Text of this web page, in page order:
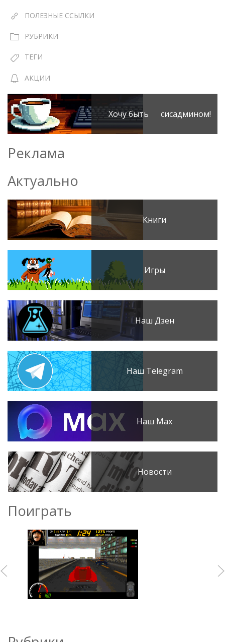
ПОЛЕЗНЫЕ ССЫЛКИ
РУБРИКИ
ТЕГИ
АКЦИИ
Хочу быть сисадмином!
Реклама
Актуально
Книги
Игры
Наш Дзен
Наш Telegram
Наш Max
Новости
Поиграть